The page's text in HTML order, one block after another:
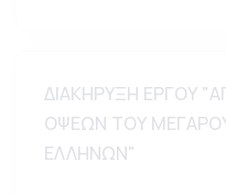
ΔΙΑΚΗΡΥΞΗ ΕΡΓΟΥ
ΟΨΕΩΝ ΤΟΥ
ΕΛΛΗΝΩΝ"